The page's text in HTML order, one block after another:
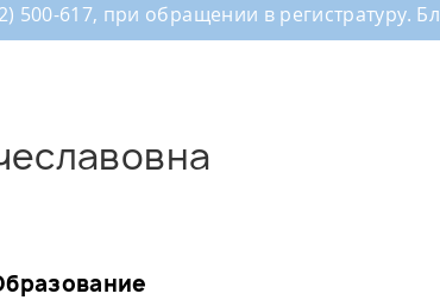
500-617, при обращении в регистратуру.